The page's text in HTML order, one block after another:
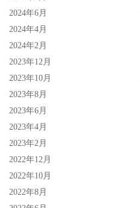
2024年6月
2024年4月
2024年2月
2023年12月
2023年10月
2023年8月
2023年6月
2023年4月
2023年2月
2022年12月
2022年10月
2022年8月